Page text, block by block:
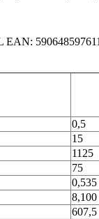
EAN:
0,5
15
1125
75
0,535
8,100
607,5